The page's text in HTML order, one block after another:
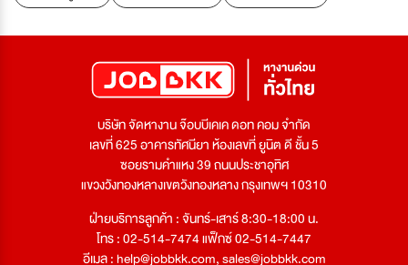
บริษัท จัดหางาน จ๊อบบีเคเค ดอท คอม จำกัด
เลขที่ 625 อาคารทัศนียา ห้องเลขที่ ยูนิต ดี ชั้น 5
ซอยรามคำแหง 39 ถนนประชาอุทิศ
แขวงวังทองหลางเขตวังทองหลาง กรุงเทพฯ 10310
ฝ่ายบริการลูกค้า : จันทร์-เสาร์ 8:30-18:00 น.
โทร : 02-514-7474 แฟ็กซ์ 02-514-7447
อีเมล :help@jobbkk.com,sales@jobbkk.com